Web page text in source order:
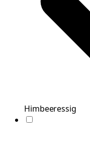
Himbeeressig